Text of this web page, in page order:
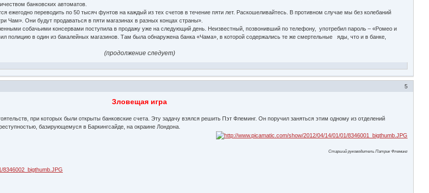
банковских автоматов.
ежегодно переводить по 50 тысяч фунтов на каждый из тех счетов в течение пяти лет. Раскошеливайтесь. В противном случае мы без колебаний
Чам». Они будут продаваться в пяти магазинах в разных концах страны».
собачьими консервами поступила в продажу уже на следующий день. Неизвестный, позвонивший по телефону, употребил пароль – «Ромео и
полицию в один из бакалейных магазинов. Там была обнаружена банка «Чама», в которой содержались те же смертельные яды, что и в банке,
(продолжение следует)
5
Зловещая игра
при которых были открыты банковские счета. Эту задачу взялся решить Пэт Флеминг. Он поручил заняться этим одному из отделений
базирующемуся в Баркингсайде, на окраине Лондона.
Старший руководитель Патрик Флеминг